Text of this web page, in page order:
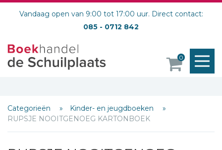
Vandaag open van 9:00 tot 17:00 uur. Direct contact:
085 - 0712 842
0
Categorieën
Kinder- en jeugdboeken
RUPSJE NOOITGENOEG KARTONBOEK